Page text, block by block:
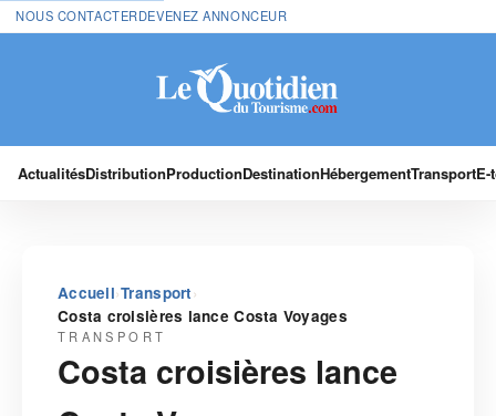
NOUS CONTACTERDEVENEZ ANNONCEUR
ActualitésDistributionProductionDestinationHébergementTransport
Accueil›Transport ›
Costa croisières lance Costa Voyages
TRANSPORT
Costa croisières lance